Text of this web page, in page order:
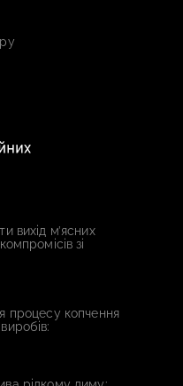
вихід м’ясних
зі
процесу копчення